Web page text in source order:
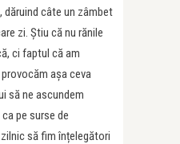
dăruind câte un zâmbet
zi. Știu că nu rănile
ci faptul că am
așa ceva
să ne ascundem
pe surse de
să fim înțelegători